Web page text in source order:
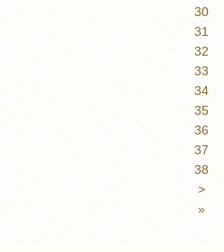
30
31
32
33
34
35
36
37
38
>
»